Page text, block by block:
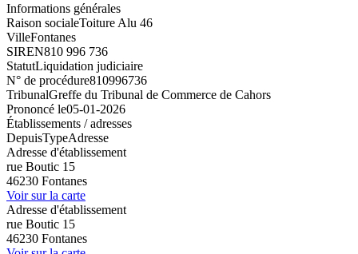
Informations générales
Raison socialeToiture Alu 46
VilleFontanes
SIREN810 996 736
StatutLiquidation judiciaire
N° de procédure810996736
TribunalGreffe du Tribunal de Commerce de Cahors
Prononcé le05-01-2026
Établissements / adresses
DepuisTypeAdresse
Adresse d'établissement
rue Boutic 15
46230 Fontanes
Voir sur la carte
Adresse d'établissement
rue Boutic 15
46230 Fontanes